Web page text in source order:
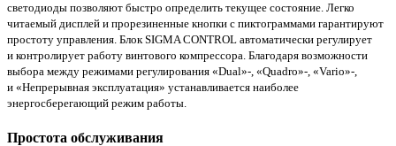
светодиоды позволяют быстро определить текущее состояние. Легко
читаемый дисплей и прорезиненные кнопки с пиктограммами гарантируют
простоту управления. Блок SIGMA CONTROL автоматически регулирует
и контролирует работу винтового компрессора. Благодаря возможности
выбора между режимами регулирования «Dual»-, «Quadro»-, «Vario»-,
и «Непрерывная эксплуатация» устанавливается наиболее
энергосберегающий режим работы.
Простота обслуживания